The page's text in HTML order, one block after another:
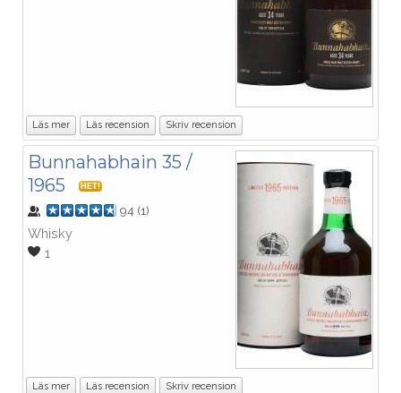
Läs mer Läs recension Skriv recension
Bunnahabhain 35 /
1965
HET!
94 (1)
Whisky
1
Läs mer Läs recension Skriv recension